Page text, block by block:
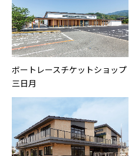
ボートレースチケットショップ
三日月